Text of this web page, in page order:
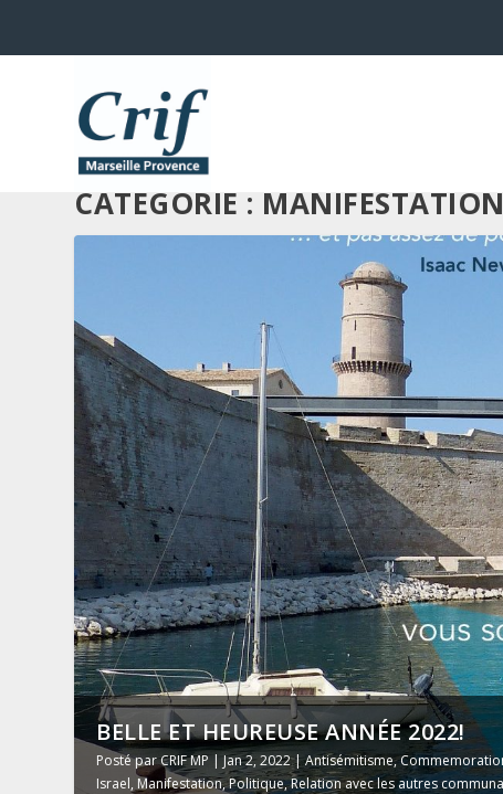
CATÉGORIE : MANIFESTATION
BELLE ET HEUREUSE ANNÉE 2022!
Posté parCRIF MP |Jan 2, 2022|Antisémitisme,
Israel, Manifestation,Politique,Relation avec les autres